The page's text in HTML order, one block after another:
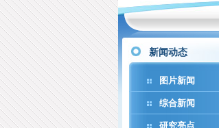
新闻动态
图片新闻
综合新闻
研究亮点